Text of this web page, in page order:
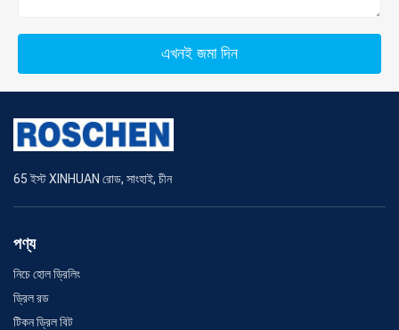
এখনই জমা দিন
65 ইস্ট XINHUAN রোড, সাংহাই, চীন
পণ্য
নিচে হোল ড্রিলিং
ড্রিল রড
টিকন ড্রিল বিট